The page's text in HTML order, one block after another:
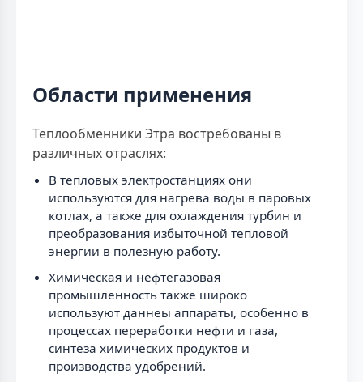
Области применения
Теплообменники Этра востребованы в
различных отраслях:
В тепловых электростанциях они
используются для нагрева воды в паровых
котлах, а также для охлаждения турбин и
преобразования избыточной тепловой
энергии в полезную работу.
Химическая и нефтегазовая
промышленность также широко
используют даннеы аппараты, особенно в
процессах переработки нефти и газа,
синтеза химических продуктов и
производства удобрений.